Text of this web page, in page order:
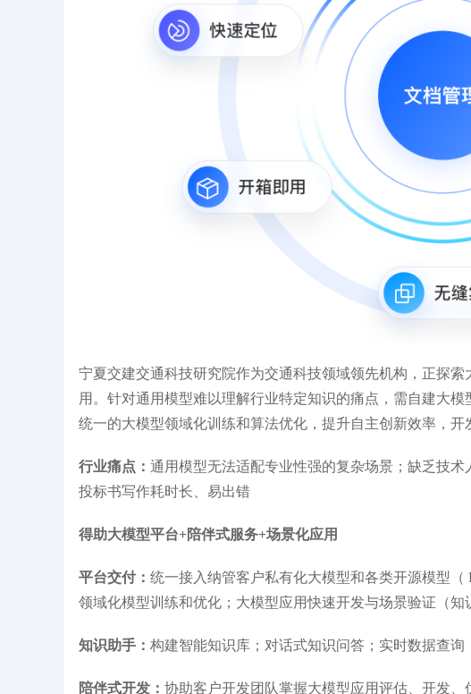
宁夏交建交通科技研究院作为交通科技领域领先机构，正探
用。针对通用模型难以理解行业特定知识的痛点，需自建大
统一的大模型领域化训练和算法优化，提升自主创新效率，开
行业痛点： 通用模型无法适配专业性强的复杂场景；缺乏技
投标书写作耗时长、易出错
得助大模型平台+陪伴式服务+场景化应用
平台交付： 统一接入纳管客户私有化大模型和各类开源模型（
领域化模型训练和优化；大模型应用快速开发与场景验证（知
知识助手： 构建智能知识库；对话式知识问答；实时数据查询
陪伴式开发： 协助客户开发团队掌握大模型应用评估、开发